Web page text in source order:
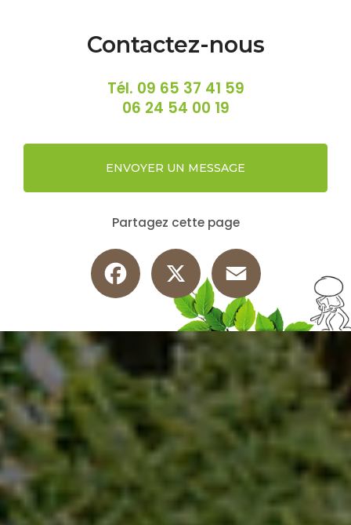
Contactez-nous
Tél. 09 65 37 41 59
06 24 54 00 19
ENVOYER UN MESSAGE
Partagez cette page
Facebook